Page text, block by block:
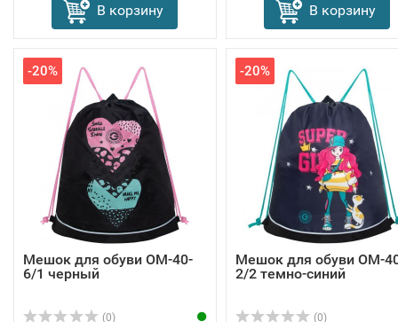
В корзину В корзину
-20%
Мешок для обуви OM-40-
6/1 черный
(0)
-20%
Мешок для обуви OM-
2/2 темно-синий
(0)